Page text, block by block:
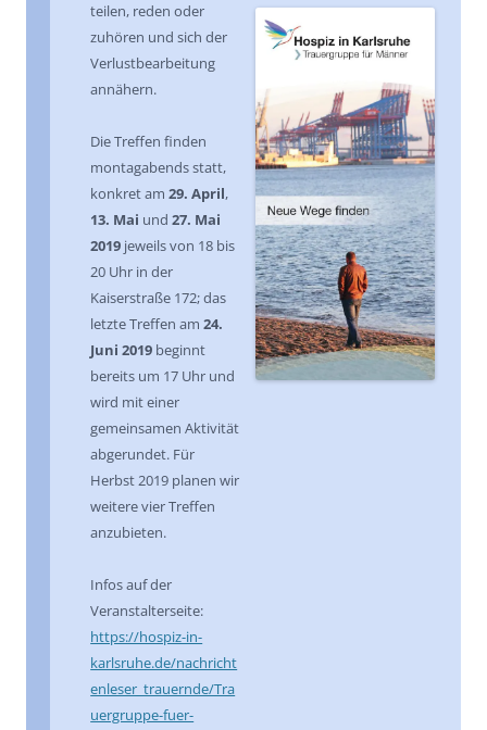
teilen, reden oder
zuhören und sich der
Verlustbearbeitung
annähern.
Die Treffen finden
montagabends statt,
konkret am29. April,
13. Mai und27. Mai
2019 jeweils von 18 bis
20 Uhr in der
Kaiserstraße 172; das
letzte Treffen am24.
Juni 2019 beginnt
bereits um 17 Uhr und
wird mit einer
gemeinsamen Aktivität
abgerundet. Für
Herbst 2019 planen wir
weitere vier Treffen
anzubieten.
Infos auf der
Veranstalterseite:
https://hospiz-in-
karlsruhe.de/nachricht
enleser_trauernde/Tra
uergruppe-fuer-